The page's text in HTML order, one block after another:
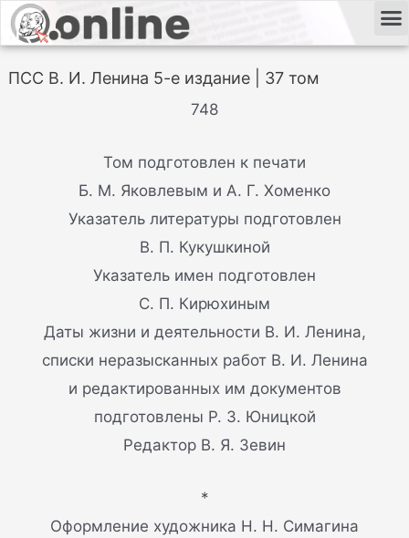
ПСС В. И. Ленина 5-е издание | 37 том
748
Том подготовлен к печати
Б. М. Яковлевым и А. Г. Хоменко
Указатель литературы подготовлен
B. П. Кукушкиной
Указатель имен подготовлен
C. П. Кирюхиным
Даты жизни и деятельности В. И. Ленина,
списки неразысканных работ В. И. Ленина
и редактированных им документов
подготовлены Р. 3. Юницкой
Редактор В. Я. Зевин
*
Оформление художника Н. Н. Симагина